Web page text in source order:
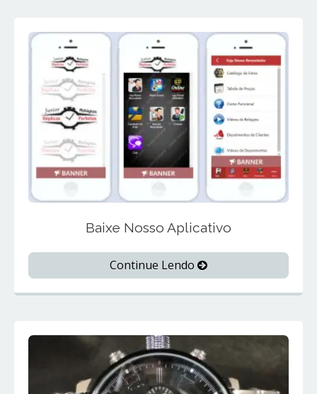
Baixe Nosso Aplicativo
Continue Lendo